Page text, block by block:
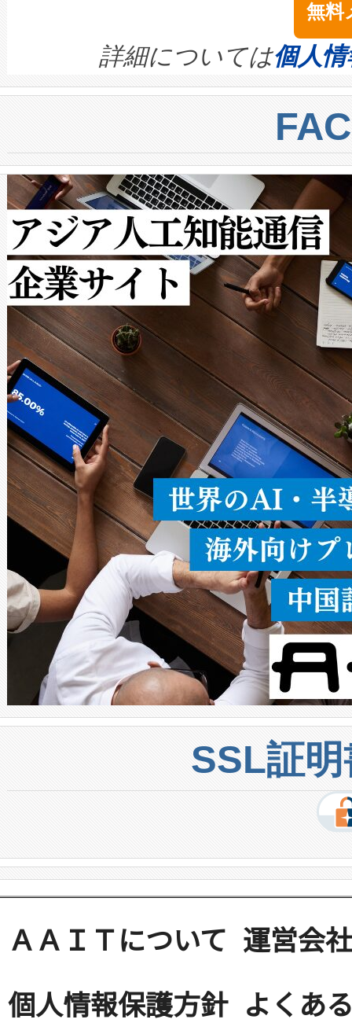
きます。この効率性は、フェ
ます。 Voltaiq provides a
quality and reliability for AI
BESS stack to ensure battery
centers. Voltaiqは、ai&のAI
からシステム統合、試運転、
クルの各段階のデータを監視
[…]
イズの小径化を実現すること
す。ノーマルモードでは、
ートル先まで検出でき、これ
トに対して約600メートルに
では、反射率10％のターゲッ
で向上し、最大検知距離は
ットだけで最大1キロメート
ルの変電所周囲を監視でき、
作業と点群処理を簡素化でき
Avia 2は、2種類のFOVオプシ
× 80°のノーマルモード、長
ードを切り替えて使用するこ
ることなく、単一のデバイス
うにします。遠距離まで届く
密度なスキャ […]
無料
詳細については個人
SSL証
ＡＡＩＴについて 運営会社
個人情報保護方針 よくあ